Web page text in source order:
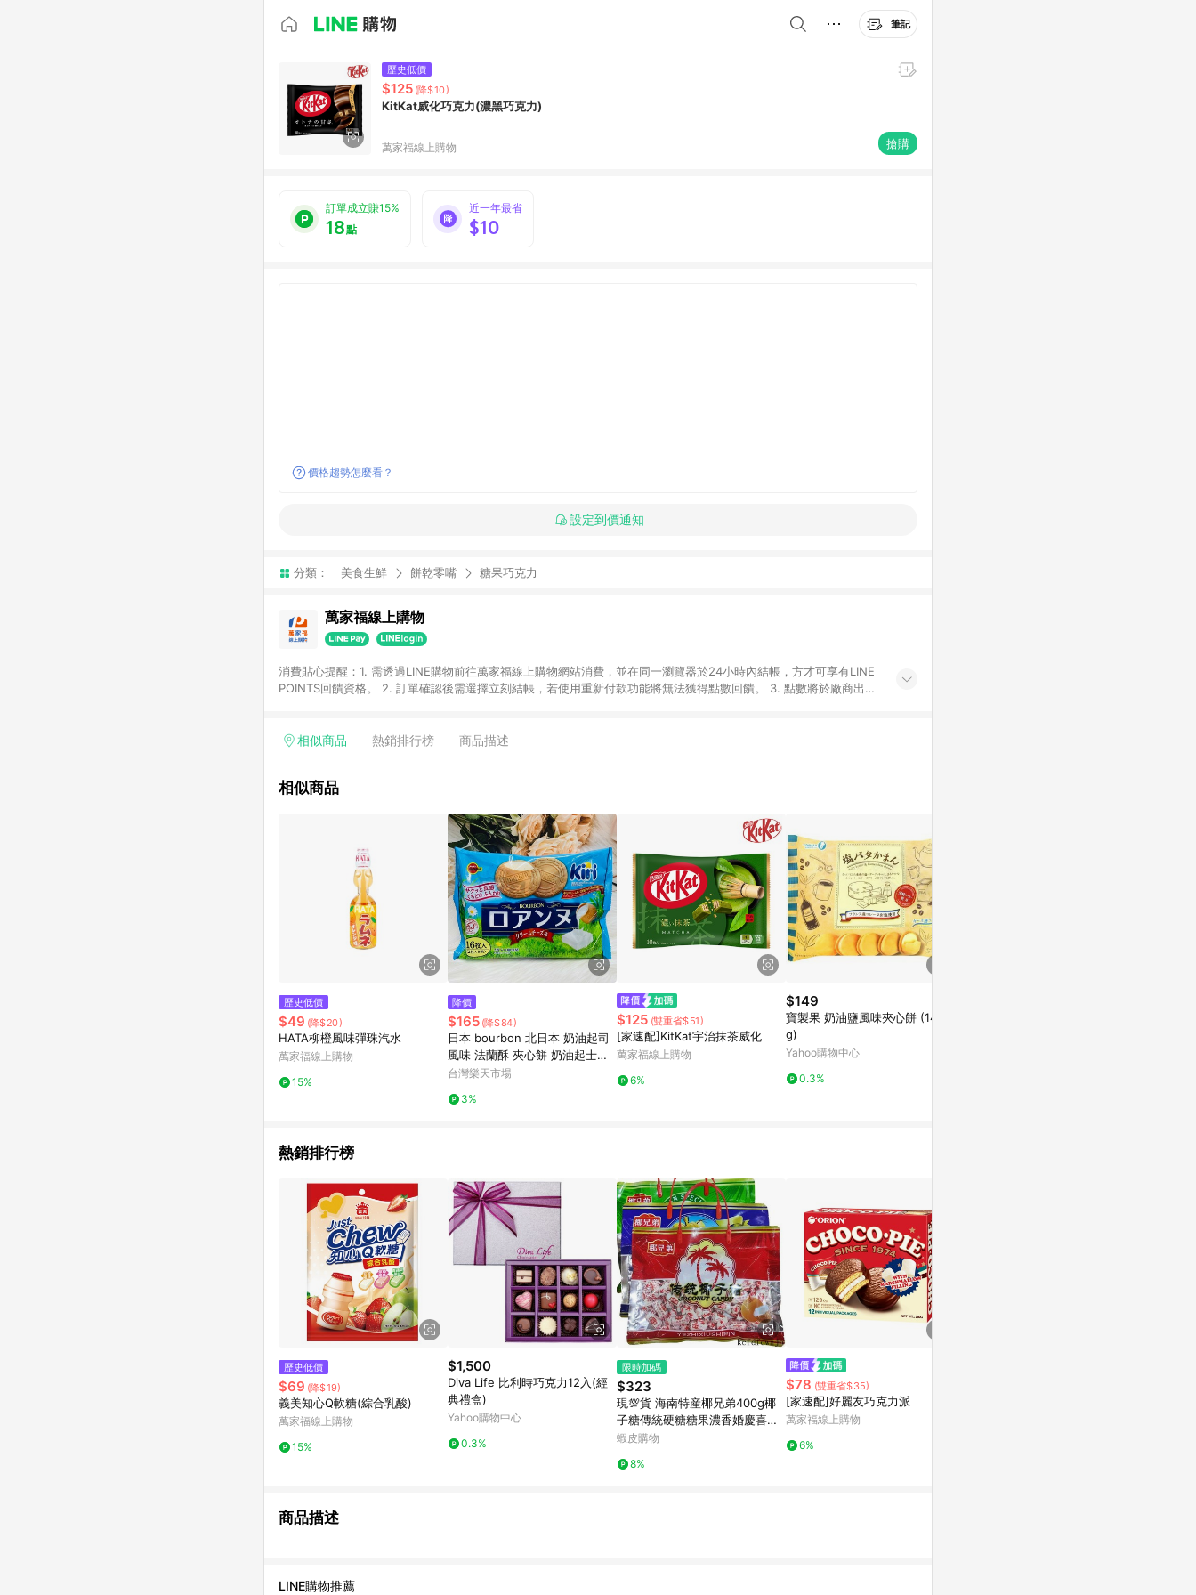
筆記
歷史低價
$125 (降$10)
KitKat威化巧克力(濃黑巧克力)
萬家福線上購物 搶購
訂單成立賺15%
18點
近一年最省
$10
價格趨勢怎麼看？
設定到價通知
分類： 美食生鮮 餅乾零嘴 糖果巧克力
萬家福線上購物
消費貼心提醒：1. 需透過LINE購物前往萬家福線上購物網站消費，並在同一瀏覽器於24小時內結帳，方才可享有LINE
POINTS回饋資格。 2. 訂單確認後需選擇立刻結帳，若使用重新付款功能將無法獲得點數回饋。 3. 點數將於廠商出貨
留時間內聯絡客服中心，並由康達盛通生活事業股份有限公司方進行訂單資格確認。 康達盛通線上購物希望提供簡
相似商品 熱銷排行榜 商品描述
相似商品
歷史低價
$49 (降$20)
HATA柳橙風味彈珠汽水
萬家福線上購物
15%
降價
$165 (降$84)
日本 bourbon 北日本 奶油起司
風味 法蘭酥 夾心餅 奶油起士餅
奶油餅乾 起士餅乾｜全店$299
單最高再賺22%點數⚡
台灣樂天市場
3%
$125 (雙重省$51)
[家速配]KitKat宇治抹茶威化
萬家福線上購物
6%
$149
寶製果 奶油鹽風味夾心餅 (143
g)
Yahoo購物中心
0.3%
熱銷排行榜
歷史低價
$69 (降$19)
義美知心Q軟糖(綜合乳酸)
萬家福線上購物
15%
$1,500
Diva Life 比利時巧克力12入(經
典禮盒)
Yahoo購物中心
0.3%
限時加碼
$323
現💯貨 海南特産椰兄弟400g椰
子糖傳統硬糖糖果濃香婚慶喜糖
年貨零食 Y0QQ
蝦皮購物
8%
$78 (雙重省$35)
[家速配]好麗友巧克力派
萬家福線上購物
6%
商品描述
LINE購物推薦